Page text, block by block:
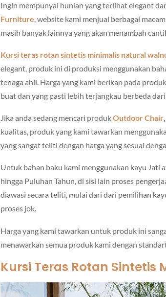
Ingin mempunyai hunian yang terlihat elegant
Furniture, website kami menjual berbagai
masih banyak lainnya yang akan menambah
Kursi teras rotansintetis minimalis natural
elegant, produk ini di produksi menggunakan
tenaga ahli. Harga yang kami berikan pada
buat dan yang pasti lebih terjangkau berbeda
Jika anda sedang mencari produkOutdoor Chair
kualitas, produk yang kami tawarkan
yang sangat teliti dengan harga yang sesuai
Untuk bahan baku kami menggunakan kayu
hingga Puluhan Tahun, di sisi lain proses
diawasi secara teliti, mulai dari dari pemilihan
proses jok.
Harga yang kami tawarkan untuk produk ini
menawarkan semua produk kami dengan
Kursi Teras Rotan Sintetis